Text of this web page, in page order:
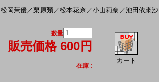
松岡茉優／栗原類／松本花奈 ／小山莉奈 ／池田依來沙
数量
販売価格 600円
在庫 :
カート